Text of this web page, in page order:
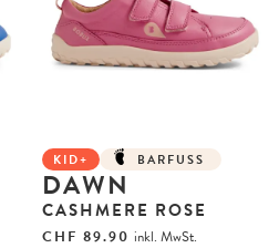
KID+ BARFUSS
DAWN
CASHMERE ROSE
CHF 89.90 inkl. MwSt.